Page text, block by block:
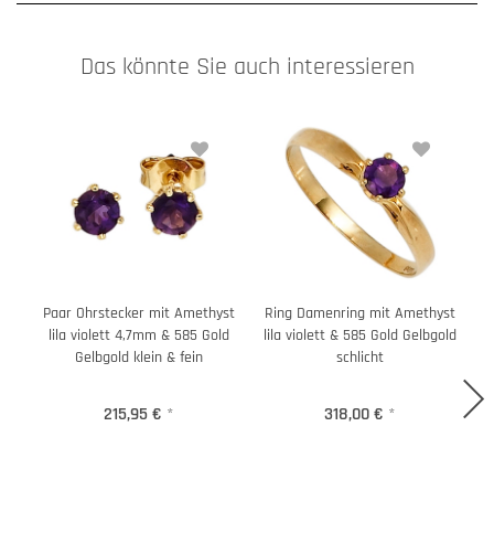
Das könnte Sie auch interessieren
Paar Ohrstecker mit Amethyst
lila violett 4,7mm & 585 Gold
Gelbgold klein & fein
215,95 € *
Ring Damenring mit Amethyst
lila violett & 585 Gold Gelbgold
schlicht
318,00 € *